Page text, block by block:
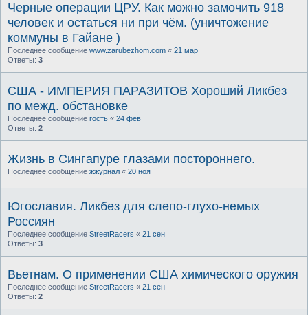
Черные операции ЦРУ. Как можно замочить 918
человек и остаться ни при чём. (уничтожение
коммуны в Гайане )
Последнее сообщение www.zarubezhom.com « 21 мар
Ответы: 3
США - ИМПЕРИЯ ПАРАЗИТОВ Хороший Ликбез
по межд. обстановке
Последнее сообщение гость « 24 фев
Ответы: 2
Жизнь в Сингапуре глазами постороннего.
Последнее сообщение жжурнал « 20 ноя
Югославия. Ликбез для слепо-глухо-немых
Россиян
Последнее сообщение StreetRacers « 21 сен
Ответы: 3
Вьетнам. О применении США химического оружия
Последнее сообщение StreetRacers « 21 сен
Ответы: 2